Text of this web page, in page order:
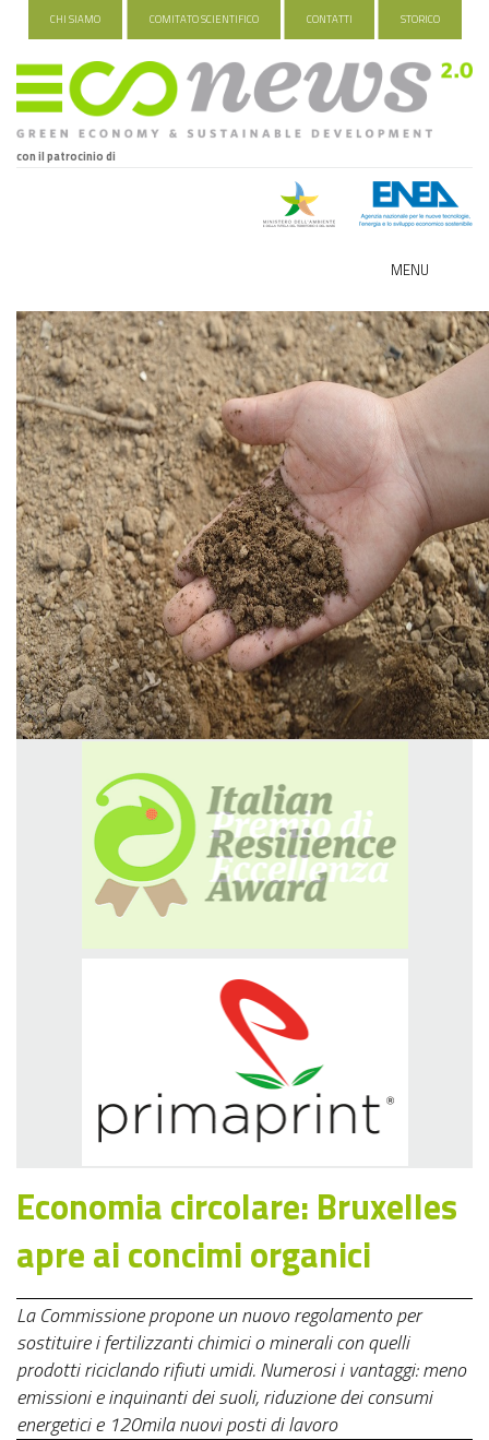
CHI SIAMO COMITATO SCIENTIFICO CONTATTI STORICO
con il patrocinio di
MENU
ECO-NOMY
INDUSTRIA VERDE
FOOD&TRAVEL
HEALTH&WELLNESS
GREEN TECH
GLOCAL
ECO-EVENTI
ECOINCENTRIAMOCI
Economia circolare: Bruxelles
apre ai concimi organici
La Commissione propone un nuovo regolamento per
sostituire i fertilizzanti chimici o minerali con quelli
prodotti riciclando rifiuti umidi. Numerosi i vantaggi: meno
emissioni e inquinanti dei suoli, riduzione dei consumi
energetici e 120mila nuovi posti di lavoro